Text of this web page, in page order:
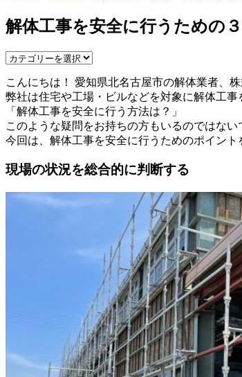
解体工事を安全に行うための
こんにちは！ 愛知県北名古屋市の解体業者、株
弊社は住宅や工場・ビルなどを対象に解体工事
「解体工事を安全に行う方法は？」
このような疑問をお持ちの方もいるのではない
今回は、解体工事を安全に行うためのポイント
現場の状況を総合的に判断する